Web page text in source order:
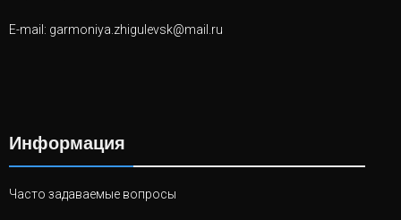
E-mail: garmoniya.zhigulevsk@mail.ru
Информация
Часто задаваемые вопросы